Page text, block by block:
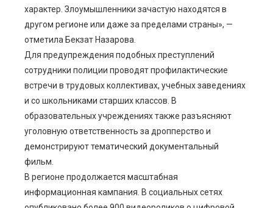
характер. Злоумышленники зачастую находятся в
другом регионе или даже за пределами страны», —
отметила Бекзат Назарова.
Для предупреждения подобных преступлений
сотрудники полиции проводят профилактические
встречи в трудовых коллективах, учебных заведениях
и со школьниками старших классов. В
образовательных учреждениях также разъясняют
уголовную ответственность за дропперство и
демонстрируют тематический документальный
фильм.
В регионе продолжается масштабная
информационная кампания. В социальных сетях